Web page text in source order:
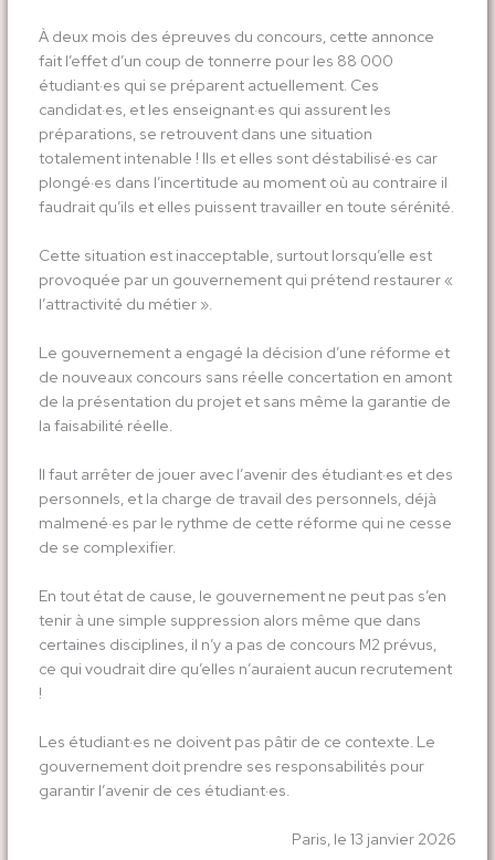
À deux mois des épreuves du concours, cette annonce
fait l’effet d’un coup de tonnerre pour les 88 000
étudiant·es qui se préparent actuellement. Ces
candidat·es, et les enseignant·es qui assurent les
préparations, se retrouvent dans une situation
totalement intenable ! Ils et elles sont déstabilisé·es car
plongé·es dans l’incertitude au moment où au contraire il
faudrait qu’ils et elles puissent travailler en toute sérénité.
Cette situation est inacceptable, surtout lorsqu’elle est
provoquée par un gouvernement qui prétend restaurer «
l’attractivité du métier ».
Le gouvernement a engagé la décision d’une réforme et
de nouveaux concours sans réelle concertation en amont
de la présentation du projet et sans même la garantie de
la faisabilité réelle.
Il faut arrêter de jouer avec l’avenir des étudiant·es et des
personnels, et la charge de travail des personnels, déjà
malmené·es par le rythme de cette réforme qui ne cesse
de se complexifier.
En tout état de cause, le gouvernement ne peut pas s’en
tenir à une simple suppression alors même que dans
certaines disciplines, il n’y a pas de concours M2 prévus,
ce qui voudrait dire qu’elles n’auraient aucun recrutement
!
Les étudiant·es ne doivent pas pâtir de ce contexte. Le
gouvernement doit prendre ses responsabilités pour
garantir l’avenir de ces étudiant·es.
Paris, le 13 janvier 2026